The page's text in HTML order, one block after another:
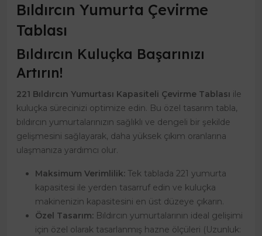
Bıldırcın Yumurta Çevirme
Tablası
Bıldırcın Kuluçka Başarınızı
Artırın!
221 Bıldırcın Yumurtası Kapasiteli Çevirme Tablası ile
kuluçka sürecinizi optimize edin. Bu özel tasarım tabla,
bıldırcın yumurtalarınızın sağlıklı ve dengeli bir şekilde
gelişmesini sağlayarak, daha yüksek çıkım oranlarına
ulaşmanıza yardımcı olur.
Maksimum Verimlilik: Tek tablada 221 yumurta
kapasitesi ile yerden tasarruf edin ve kuluçka
makinenizin kapasitesini en üst düzeye çıkarın.
Özel Tasarım: Bıldırcın yumurtalarının ideal gelişimi
için özel olarak tasarlanmış hazne ölçüleri (Uzunluk: